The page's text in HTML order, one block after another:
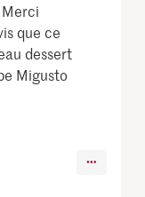
que ce
dessert
Migusto